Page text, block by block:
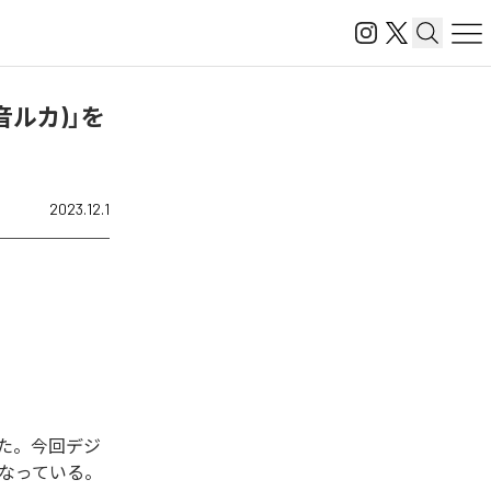
カ)」を
2023.12.1
。今回デジ
っている。